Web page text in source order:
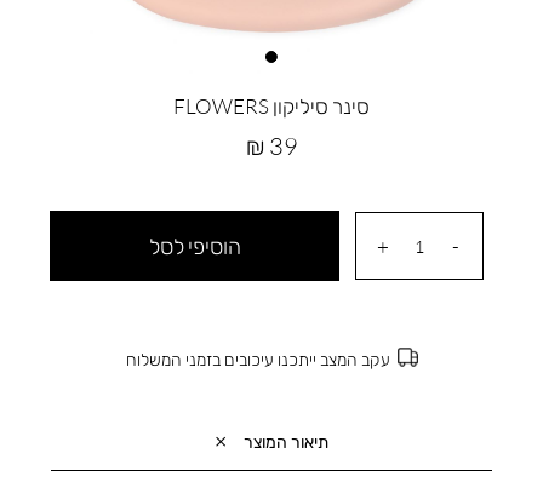
סינר סיליקון FLOWERS
מחיר
39 ₪
הוסיפי לסל
עקב המצב ייתכנו עיכובים בזמני המשלוח
תיאור המוצר